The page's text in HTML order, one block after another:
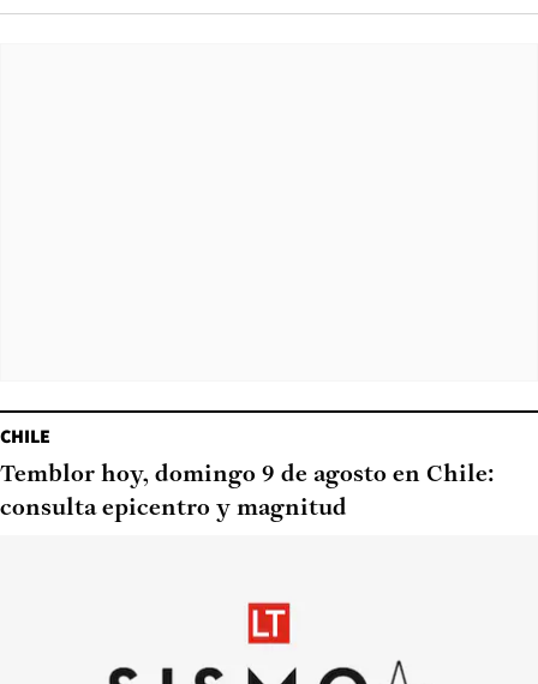
CHILE
Temblor hoy, domingo 9 de agosto en Chile:
consulta epicentro y magnitud